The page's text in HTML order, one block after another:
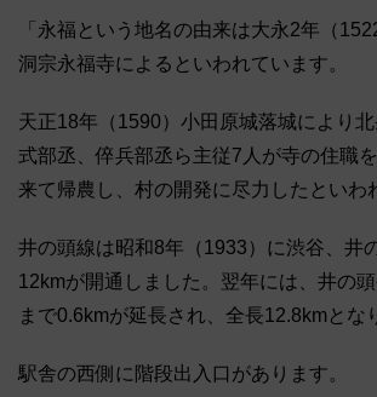
「永福という地名の由来は大永2年（
洞宗永福寺によるといわれています。
天正18年（1590）小田原城落城により
式部丞、倅兵部丞ら主従7人が寺の住職
来て帰農し、村の開発に尽力したといわ
井の頭線は昭和8年（1933）に渋谷、井
12kmが開通しました。翌年には、井の
まで0.6kmが延長され、全長12.8kmとな
駅舎の西側に階段出入口があります。